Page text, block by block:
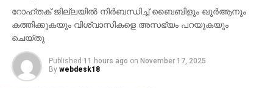
റോഹ്തക് ജില്ലയില്‍ നിര്‍ബന്ധിച്ച് ബൈബിളും ഖുര്‍ആനും
കത്തിക്കുകയും വിശ്വാസികളെ അസഭ്യം പറയുകയും
ചെയ്തു
Published 11 hours ago on November 17, 2025
By webdesk18